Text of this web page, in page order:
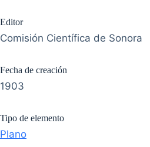
Editor
Comisión Científica de Sonora
Fecha de creación
1903
Tipo de elemento
Plano